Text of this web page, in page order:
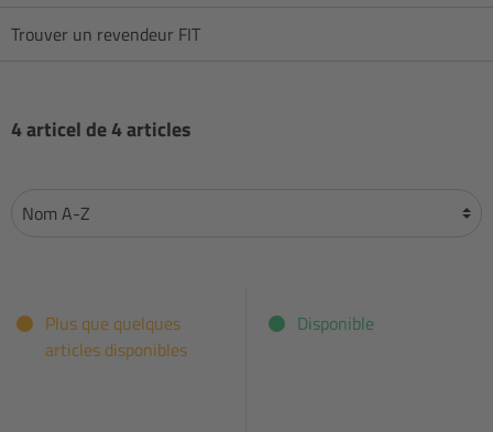
Trouver un revendeur FIT
4 articel de 4 articles
Plus que quelques
articles disponibles
Disponible